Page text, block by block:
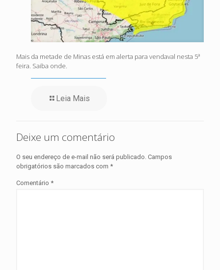
Mais da metade de Minas está em alerta para vendaval nesta 5ª
feira. Saiba onde.
Leia Mais
Deixe um comentário
O seu endereço de e-mail não será publicado. Campos
obrigatórios são marcados com *
Comentário *